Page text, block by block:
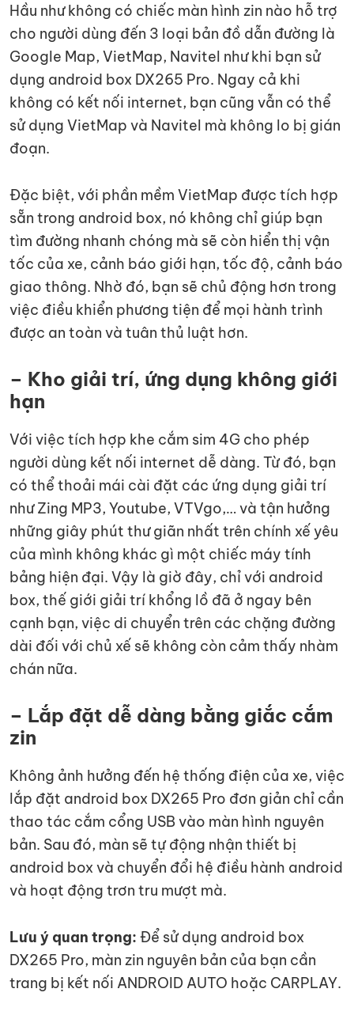
Hầu như không có chiếc màn hình zin nào hỗ trợ
cho người dùng đến 3 loại bản đồ dẫn đường là
Google Map, VietMap, Navitel như khi bạn sử
dụng android box DX265 Pro. Ngay cả khi
không có kết nối internet, bạn cũng vẫn có thể
sử dụng VietMap và Navitel mà không lo bị gián
đoạn.
Đặc biệt, với phần mềm VietMap được tích hợp
sẵn trong android box, nó không chỉ giúp bạn
tìm đường nhanh chóng mà sẽ còn hiển thị vận
tốc của xe, cảnh báo giới hạn, tốc độ, cảnh báo
giao thông. Nhờ đó, bạn sẽ chủ động hơn trong
việc điều khiển phương tiện để mọi hành trình
được an toàn và tuân thủ luật hơn.
– Kho giải trí, ứng dụng không giới
hạn
Với việc tích hợp khe cắm sim 4G cho phép
người dùng kết nối internet dễ dàng. Từ đó, bạn
có thể thoải mái cài đặt các ứng dụng giải trí
như Zing MP3, Youtube, VTVgo,… và tận hưởng
những giây phút thư giãn nhất trên chính xế yêu
của mình không khác gì một chiếc máy tính
bảng hiện đại. Vậy là giờ đây, chỉ với android
box, thế giới giải trí khổng lồ đã ở ngay bên
cạnh bạn, việc di chuyển trên các chặng đường
dài đối với chủ xế sẽ không còn cảm thấy nhàm
chán nữa.
– Lắp đặt dễ dàng bằng giắc cắm
zin
Không ảnh hưởng đến hệ thống điện của xe, việc
lắp đặt android box DX265 Pro đơn giản chỉ cần
thao tác cắm cổng USB vào màn hình nguyên
bản. Sau đó, màn sẽ tự động nhận thiết bị
android box và chuyển đổi hệ điều hành android
và hoạt động trơn tru mượt mà.
Lưu ý quan trọng: Để sử dụng android box
DX265 Pro, màn zin nguyên bản của bạn cần
trang bị kết nối ANDROID AUTO hoặc CARPLAY.